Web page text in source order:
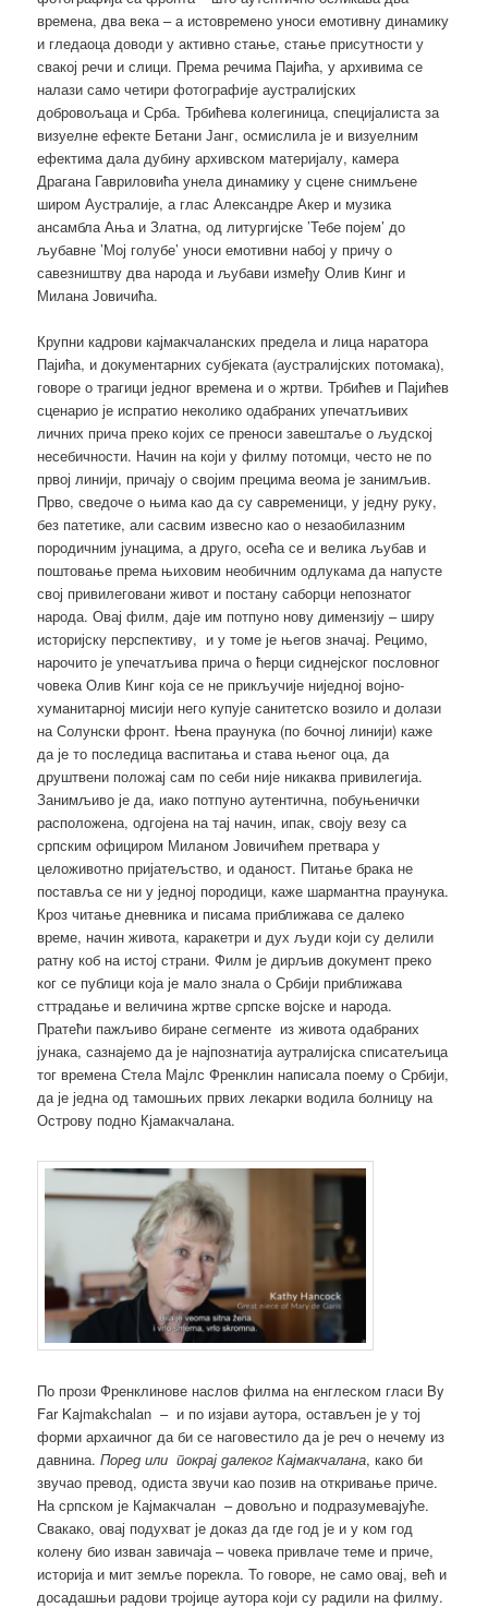
времена, два века – а истовремено уноси емотивну динамику
и гледаоца доводи у активно стање, стање присутности у
свакој речи и слици. Према речима Пајића, у архивима се
налази само четири фотографије аустралијских
добровољаца и Срба. Трбићева колегиница, специјалиста за
визуелне ефекте Бетани Јанг, осмислила је и визуелним
ефектима дала дубину архивском материјалу, камера
Драгана Гавриловића унела динамику у сцене снимљене
широм Аустралије, а глас Александре Акер и музика
ансамбла Ања и Златна, од литургијске ’Тебе појем’ до
љубавне ’Мој голубе’ уноси емотивни набој у причу о
савезништву два народа и љубави између Олив Кинг и
Милана Јовичића.
Крупни кадрови кајмакчаланских предела и лица наратора
Пајића, и документарних субјеката (аустралијских потомака),
говоре о трагици једног времена и о жртви. Трбићев и Пајићев
сценарио је испратио неколико одабраних упечатљивих
личних прича преко којих се преноси завештаље о људској
несебичности. Начин на који у филму потомци, често не по
првој линији, причају о својим прецима веома је занимљив.
Прво, сведоче о њима као да су савременици, у једну руку,
без патетике, али сасвим извесно као о незаобилазним
породичним јунацима, а друго, осећа се и велика љубав и
поштовање према њиховим необичним одлукама да напусте
свој привилеговани живот и постану саборци непознатог
народа. Овај филм, даје им потпуно нову димензију – ширу
историјску перспективу, и у томе је његов значај. Рецимо,
нарочито је упечатљива прича о ћерци сиднејског пословног
човека Олив Кинг која се не прикључије ниједној војно-
хуманитарној мисији него купује санитетско возило и долази
на Солунски фронт. Њена праунука (по бочној линији) каже
да је то последица васпитања и става њеног оца, да
друштвени положај сам по себи није никаква привилегија.
Занимљиво је да, иако потпуно аутентична, побуњенички
расположена, одгојена на тај начин, ипак, своју везу са
српским официром Миланом Јовичићем претвара у
целоживотно пријатељство, и оданост. Питање брака не
поставља се ни у једној породици, каже шармантна праунука.
Кроз читање дневника и писама приближава се далеко
време, начин живота, каракетри и дух људи који су делили
ратну коб на истој страни. Филм је дирљив документ преко
ког се публици која је мало знала о Србији приближава
сттрадање и величина жртве српске војске и народа.
Пратећи пажљиво биране сегменте из живота одабраних
јунака, сазнајемо да је најпознатија аутралијска списатељица
тог времена Стела Мајлс Френклин написала поему о Србији,
да је једна од тамошњих првих лекарки водила болницу на
Острову подно Кјамакчалана.
По прози Френклинове наслов филма на енглеском гласи By
Far Kajmakchalan – и по изјави аутора, остављен је у тој
форми архаичног да би се наговестило да је реч о нечему из
давнина.Поред или покрај далеког Кајмакчалана, како би
звучао превод, одиста звучи као позив на откривање приче.
На српском је Кајмакчалан – довољно и подразумевајуће.
Свакако, овај подухват је доказ да где год је и у ком год
колену био изван завичаја – човека привлаче теме и приче,
историја и мит земље порекла. То говоре, не само овај, већ и
досадашњи радови тројице аутора који су радили на филму.